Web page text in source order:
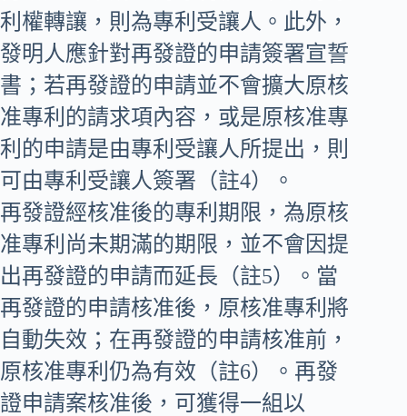
利權轉讓，則為專利受讓人。此外，
發明人應針對再發證的申請簽署宣誓
書；若再發證的申請並不會擴大原核
准專利的請求項內容，或是原核准專
利的申請是由專利受讓人所提出，則
可由專利受讓人簽署（註4）。
再發證經核准後的專利期限，為原核
准專利尚未期滿的期限，並不會因提
出再發證的申請而延長（註5）。當
再發證的申請核准後，原核准專利將
自動失效；在再發證的申請核准前，
原核准專利仍為有效（註6）。再發
證申請案核准後，可獲得一組以